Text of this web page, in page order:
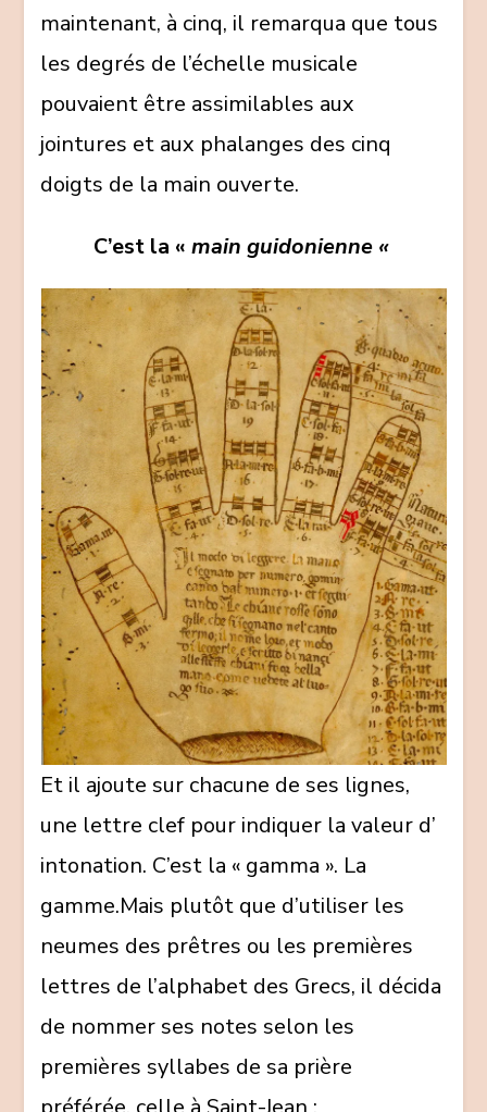
maintenant, à cinq, il remarqua que tous
les degrés de l’échelle musicale
pouvaient être assimilables aux
jointures et aux phalanges des cinq
doigts de la main ouverte.
C’est la « main guidonienne «
Et il ajoute sur chacune de ses lignes,
une lettre clef pour indiquer la valeur d’
intonation. C’est la « gamma ». La
gamme.Mais plutôt que d’utiliser les
neumes des prêtres ou les premières
lettres de l’alphabet des Grecs, il décida
de nommer ses notes selon les
premières syllabes de sa prière